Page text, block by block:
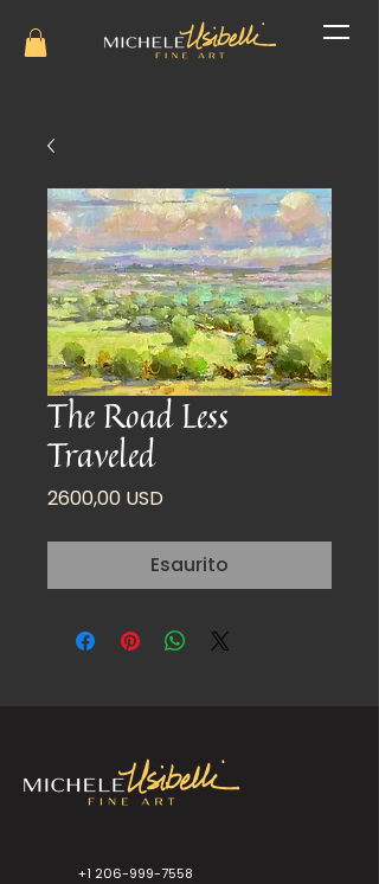
The Road Less
Traveled
2600,00 USD
Esaurito
+1 206-999-7558